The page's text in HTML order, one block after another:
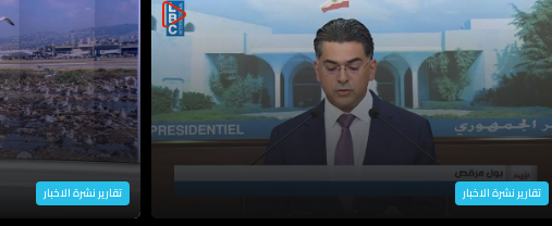
تقارير نشرة الاخبار تقارير نشرة الاخبار